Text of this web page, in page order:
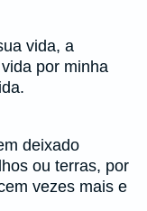
vida, a
por minha
deixado
ou terras, por
vezes mais e